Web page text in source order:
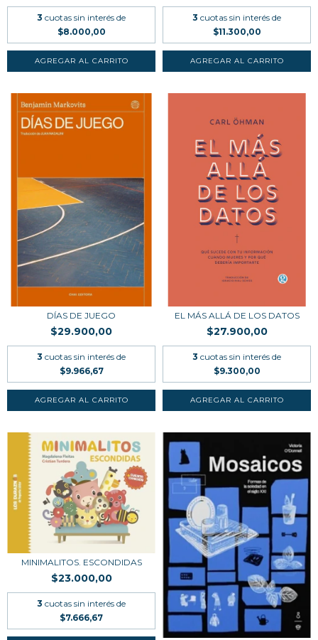
3 cuotas sin interés de
$8.000,00
3 cuotas sin interés de
$11.300,00
DÍAS DE JUEGO
$29.900,00
3 cuotas sin interés de
$9.966,67
EL MÁS ALLÁ DE LOS DATOS
$27.900,00
3 cuotas sin interés de
$9.300,00
MINIMALITOS. ESCONDIDAS
$23.000,00
3 cuotas sin interés de
$7.666,67